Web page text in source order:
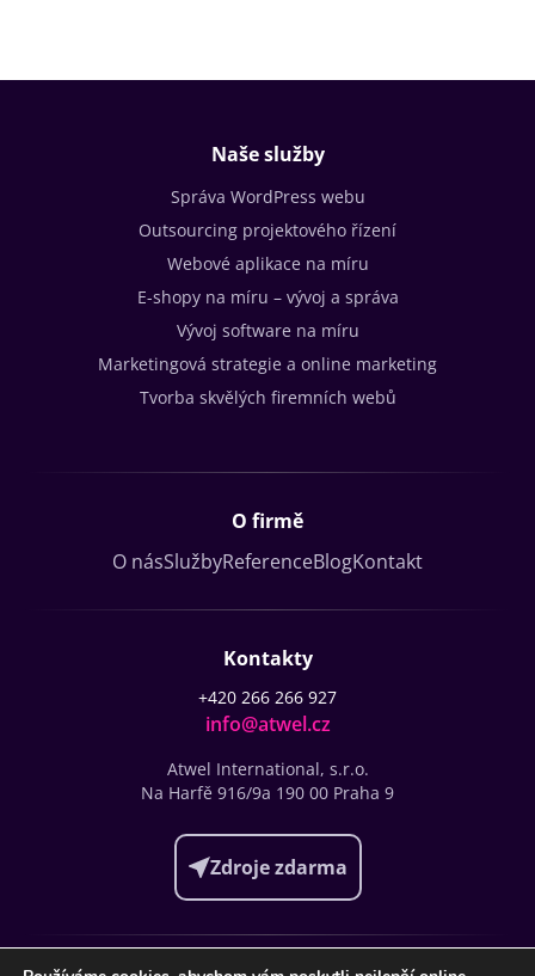
Naše služby
Správa WordPress webu
Outsourcing projektového řízení
Webové aplikace na míru
E-shopy na míru – vývoj a správa
Vývoj software na míru
Marketingová strategie a online marketing
Tvorba skvělých firemních webů
O firmě
O násSlužbyReferenceBlogKontakt
Kontakty
+420 266 266 927
info@atwel.cz
Atwel International, s.r.o.
Na Harfě 916/9a 190 00 Praha 9
Zdroje zdarma